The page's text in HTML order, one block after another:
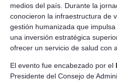
medios del país. Durante la
conocieron la infraestructura de
gestión humanizada que
una inversión estratégica
ofrecer un servicio de salud con
El evento fue encabezado por el
Presidente del Consejo de